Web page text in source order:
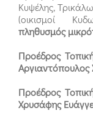
Κυψέλης,
(οικισμοί
πληθυσμός
Προέδρος
Αργιαντόπουλος
Προέδρος
Χρυσάφης